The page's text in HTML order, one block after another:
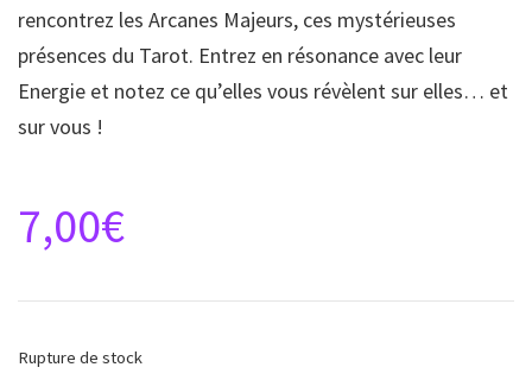
rencontrez les Arcanes Majeurs, ces mystérieuses
présences du Tarot. Entrez en résonance avec leur
Energie et notez ce qu’elles vous révèlent sur elles… et
sur vous !
7,00€
Rupture de stock